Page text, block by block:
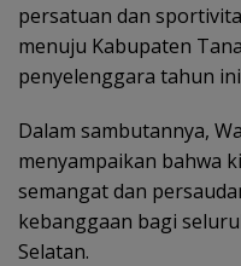
persatuan dan
menuju Kabupaten
penyelenggara tahun
Dalam sambutannya,
menyampaikan bahwa
semangat dan
kebanggaan bagi
Selatan.